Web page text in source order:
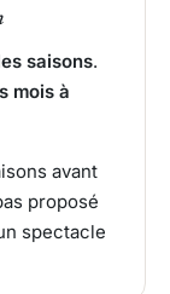
saisons.
mois à
avant
proposé
spectacle